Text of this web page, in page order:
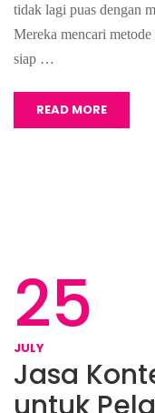
tidak lagi puas dengan
Mereka mencari
siap …
READ MORE
25
JULY
Jasa